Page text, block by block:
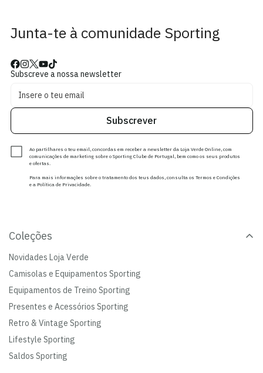
Junta-te à comunidade Sporting
Subscreve a nossa newsletter
Subscrever
Ao partilhares o teu email, concordas em receber a newsletter da Loja Verde Online, com
comunicações de marketing sobre o Sporting Clube de Portugal, bem como os seus produtos
e ofertas.
Para mais informações sobre o tratamento dos teus dados, consulta os Termos e Condições
e a Política de Privacidade.
Coleções
Novidades Loja Verde
Camisolas e Equipamentos Sporting
Equipamentos de Treino Sporting
Presentes e Acessórios Sporting
Retro & Vintage Sporting
Lifestyle Sporting
Saldos Sporting